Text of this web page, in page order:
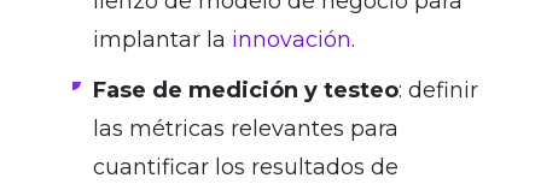
implantar la innovación.
Fase de medición y testeo: definir
las métricas relevantes para
cuantificar los resultados de